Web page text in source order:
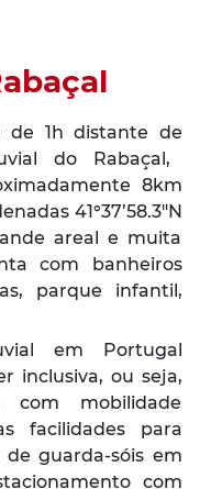
de 1h distante de
do Rabaçal,
8km
41°37’58.3″N
areal e muita
com banheiros
parque infantil,
em Portugal
inclusiva, ou seja,
com mobilidade
facilidades para
guarda-sóis em
com